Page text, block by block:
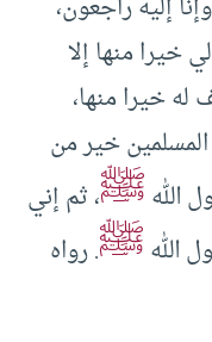
خيرا منها إلا
خيرا منها،
خير من
اللهﷺ، ثم إني
اللهﷺ. رواه